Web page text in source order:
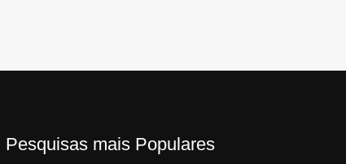
Pesquisas mais Populares